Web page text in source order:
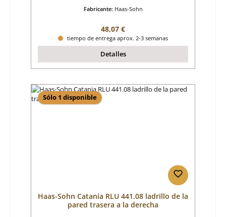
Fabricante: Haas-Sohn
Precio normal:
48,07 €
tiempo de entrega aprox. 2-3 semanas
Detalles
Sólo 1 disponible
Haas-Sohn Catania RLU 441.08 ladrillo de la
pared trasera a la derecha